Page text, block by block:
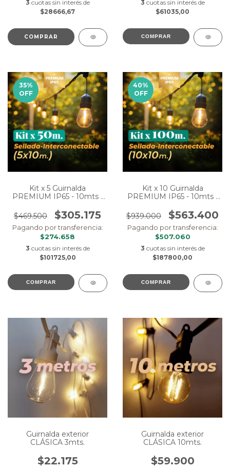
3 cuotas sin interés de
$28666,67
COMPRAR
3 cuotas sin interés de
$61035,00
COMPRAR
35%
OFF
Kit x 5 Guirnalda
PREMIUM IP65 - 10mts -
$469.500
$305.175
Pagando por transferencia:
$274.658
3 cuotas sin interés de
$101725,00
COMPRAR
40%
OFF
Kit x 10 Guirnalda
PREMIUM IP65 - 10mts -
$939.000
$563.400
Pagando por transferencia:
$507.060
3 cuotas sin interés de
$187800,00
COMPRAR
Guirnalda exterior
CLÁSICA 3mts.
$22.175
Guirnalda exterior
CLÁSICA 10mts.
$59.900